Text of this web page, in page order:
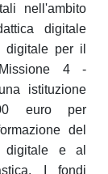
nell'ambito
digitale
digitale per il
4 -
istituzione
euro per
del
digitale e al
I fondi